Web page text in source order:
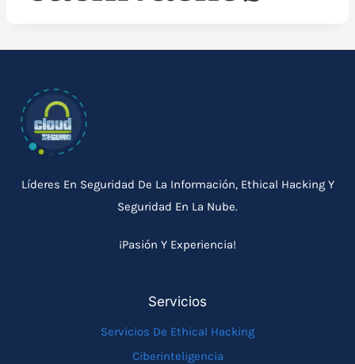
Líderes En Seguridad De La Información, Ethical Hacking Y
Seguridad En La Nube.
¡Pasión Y Experiencia!
Servicios
Servicios De Ethical Hacking
Ciberinteligencia